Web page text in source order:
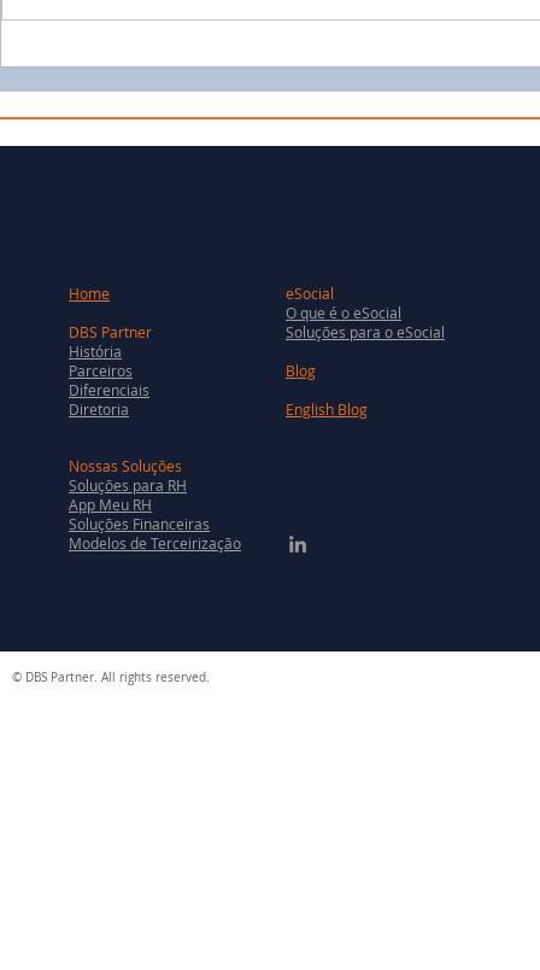
Home
DBS Partner
História
Parceiros
Diferenciais
Diretoria
eSocial
O que é o eSocial
Soluções para o eSocial
Blog
English Blog
Nossas Soluções
Soluções para RH
App Meu RH
Soluções Financeiras
Modelos de Terceirização
© DBS Partner. All rights reserved.